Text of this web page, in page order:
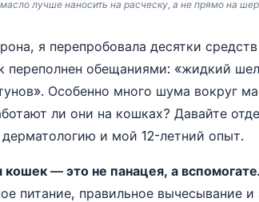
лучше наносить на расческу, а не прямо на
я перепробовала десятки
обещаниями: «жидкий
Особенно много шума вокруг
ли они на кошках? Давайте
и мой 12-летний опыт.
кошек — это не панацея, а
питание, правильное вычесывание